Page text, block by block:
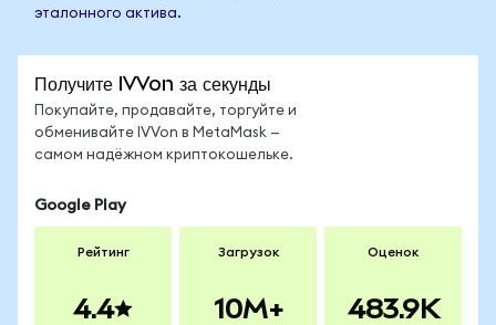
эталонного актива.
Получите IVVon за секунды
Покупайте, продавайте, торгуйте и
обменивайте IVVon в MetaMask —
самом надёжном криптокошельке.
Google Play
Рейтинг
4.4
Загрузок
10M+
Оценок
483.9K